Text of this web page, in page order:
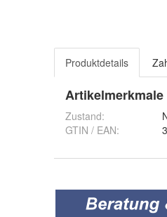
Produktdetails
Artikelmerkmale
Zustand:
GTIN / EAN: